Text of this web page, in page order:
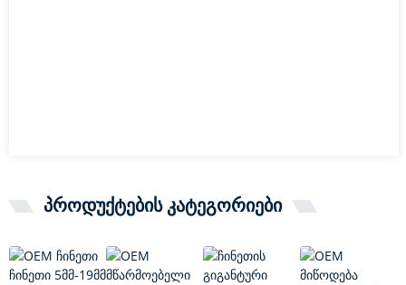
პროდუქტების კატეგორიები